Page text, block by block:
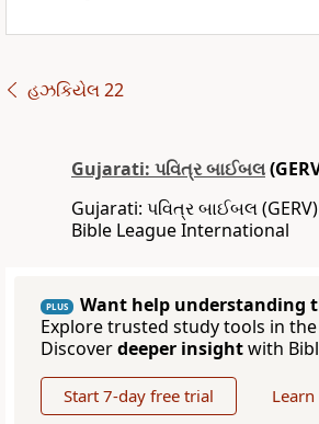
હઝકિયેલ 22
Gujarati: પવિત્ર બાઈબલ
Gujarati: પવિત્ર બાઈબલ
Bible League International
PLUS
Want help understanding
Explore trusted study tools in the
Discoverdeeper insightwith
Start 7-day free trial